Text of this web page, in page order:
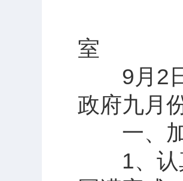
室
9月2日
政府九月
一、加
1、认真